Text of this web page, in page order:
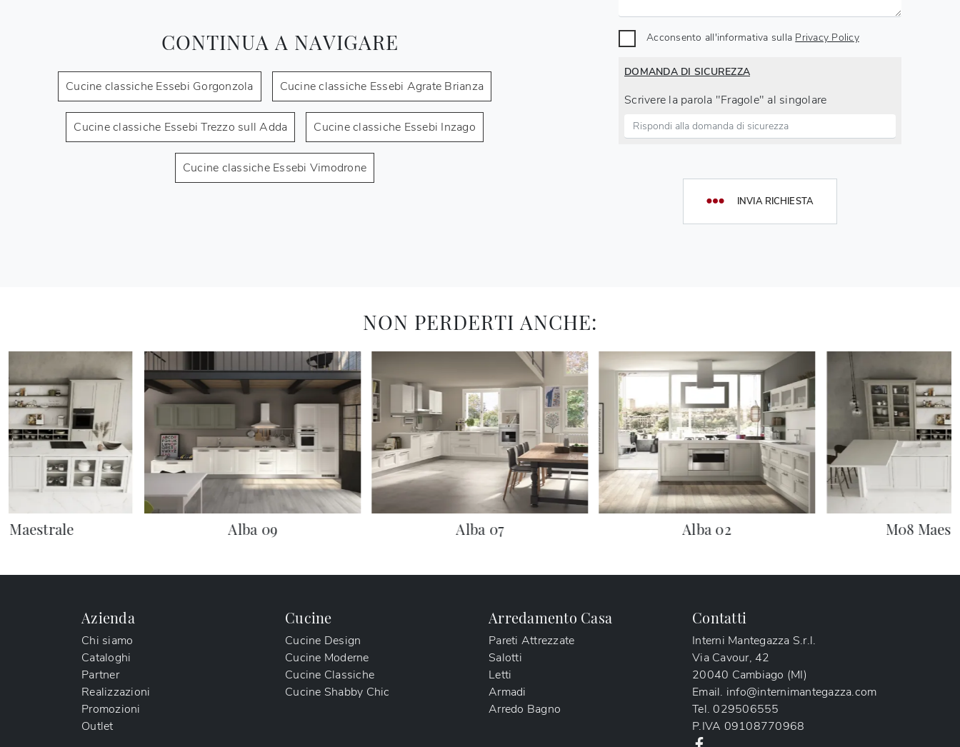
CONTINUA A NAVIGARE
Cucine classiche Essebi Gorgonzola Cucine classiche Essebi Agrate Brianza
Cucine classiche Essebi Trezzo sull Adda Cucine classiche Essebi Inzago
Cucine classiche Essebi Vimodrone
Acconsento all'informativa sulla Privacy Policy
DOMANDA DI SICUREZZA
Scrivere la parola "Fragole" al singolare
INVIA RICHIESTA
NON PERDERTI ANCHE:
Maestrale Alba 09 Alba 07 Alba 02 M08
Azienda
Chi siamo
Cataloghi
Partner
Realizzazioni
Promozioni
Outlet
Cucine
Cucine Design
Cucine Moderne
Cucine Classiche
Cucine Shabby Chic
Arredamento Casa
Pareti Attrezzate
Salotti
Letti
Armadi
Arredo Bagno
Contatti
Interni Mantegazza S.r.l.
Via Cavour, 42
20040 Cambiago (MI)
Email. info@internimantegazza.com
Tel. 029506555
P.IVA 09108770968